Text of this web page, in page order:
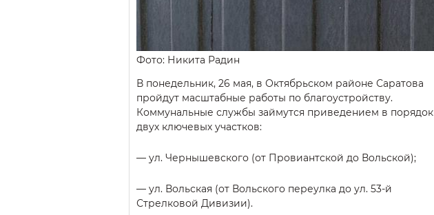
Фото: Никита Радин
В понедельник, 26 мая, в Октябрьском районе Саратова
пройдут масштабные работы по благоустройству.
Коммунальные службы займутся приведением в порядок
двух ключевых участков:
— ул. Чернышевского (от Провиантской до Вольской);
— ул. Вольская (от Вольского переулка до ул. 53-й
Стрелковой Дивизии).